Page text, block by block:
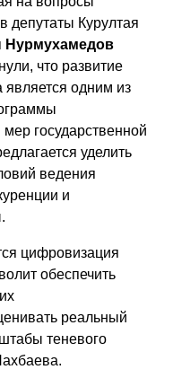
депутаты Курултая
Нурмухамедов
что развитие
является одним из
государственной
уделить
ведения
и
цифровизация
обеспечить
реальный
теневого